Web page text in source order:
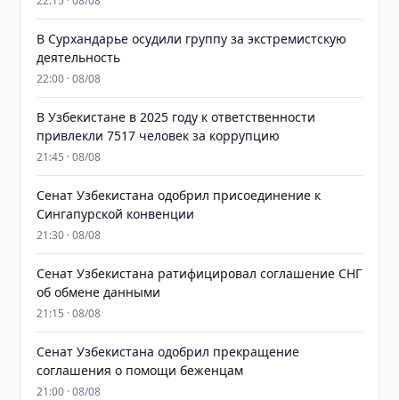
В Сурхандарье осудили группу за экстремистскую
деятельность
22:00 · 08/08
В Узбекистане в 2025 году к ответственности
привлекли 7517 человек за коррупцию
21:45 · 08/08
Сенат Узбекистана одобрил присоединение к
Сингапурской конвенции
21:30 · 08/08
Сенат Узбекистана ратифицировал соглашение СНГ
об обмене данными
21:15 · 08/08
Сенат Узбекистана одобрил прекращение
соглашения о помощи беженцам
21:00 · 08/08